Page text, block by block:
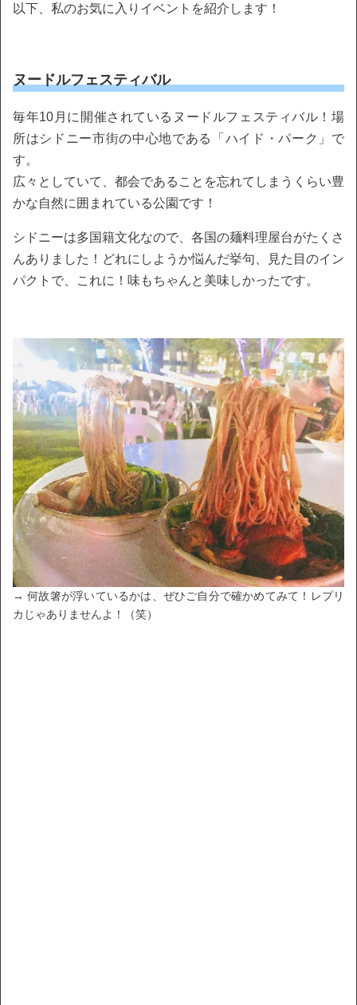
以下、私のお気に入りイベントを紹介します！
ヌードルフェスティバル
毎年10月に開催されているヌードルフェスティバル！場
所はシドニー市街の中心地である「ハイド・パーク」で
す。
広々としていて、都会であることを忘れてしまうくらい豊
かな自然に囲まれている公園です！
シドニーは多国籍文化なので、各国の麺料理屋台がたくさ
んありました！どれにしようか悩んだ挙句、見た目のイン
パクトで、これに！味もちゃんと美味しかったです。
→ 何故箸が浮いているかは、ぜひご自分で確かめてみて！レプリ
カじゃありませんよ！（笑）